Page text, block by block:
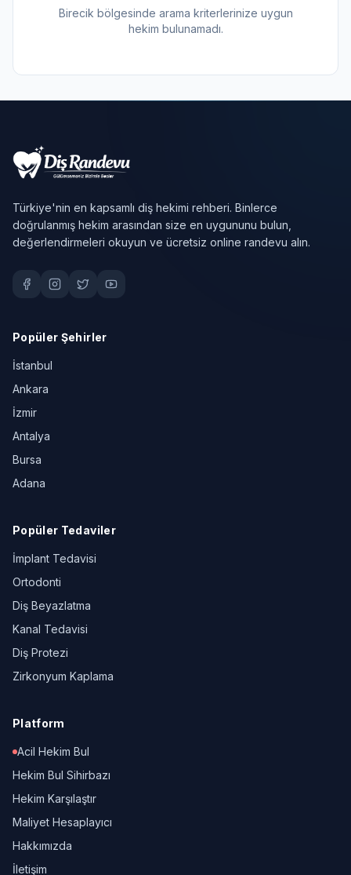
Birecik bölgesinde arama kriterlerinize uygun
hekim bulunamadı.
Türkiye'nin en kapsamlı diş hekimi rehberi. Binlerce
doğrulanmış hekim arasından size en uygununu bulun,
değerlendirmeleri okuyun ve ücretsiz online randevu alın.
Popüler Şehirler
İstanbul
Ankara
İzmir
Antalya
Bursa
Adana
Popüler Tedaviler
İmplant Tedavisi
Ortodonti
Diş Beyazlatma
Kanal Tedavisi
Diş Protezi
Zirkonyum Kaplama
Platform
Acil Hekim Bul
Hekim Bul Sihirbazı
Hekim Karşılaştır
Maliyet Hesaplayıcı
Hakkımızda
İletişim